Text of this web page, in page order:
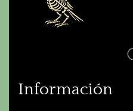
Información